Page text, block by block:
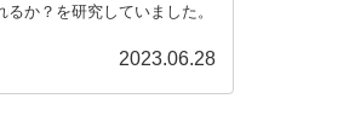
か？を研究していました。
2023.06.28